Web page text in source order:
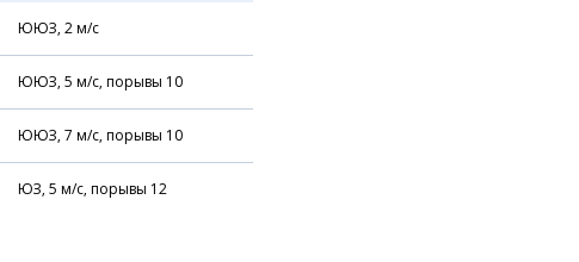
ЮЮЗ, 2м/с
ЮЮЗ, 5 м/с, порывы 10
ЮЮЗ, 7 м/с, порывы 10
ЮЗ, 5 м/с, порывы 12